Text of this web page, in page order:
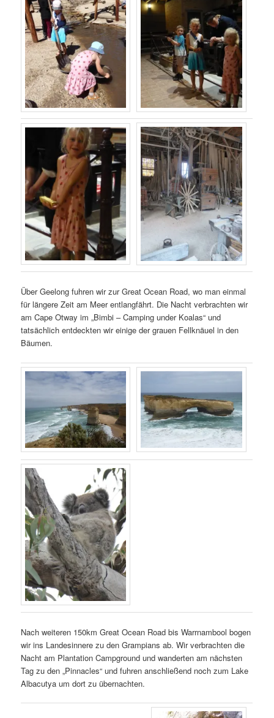
Über Geelong fuhren wir zur Great Ocean Road, wo man einmal
für längere Zeit am Meer entlangfährt. Die Nacht verbrachten wir
am Cape Otway im „Bimbi – Camping under Koalas“ und
tatsächlich entdeckten wir einige der grauen Fellknäuel in den
Bäumen.
Nach weiteren 150km Great Ocean Road bis Warrnambool bogen
wir ins Landesinnere zu den Grampians ab. Wir verbrachten die
Nacht am Plantation Campground und wanderten am nächsten
Tag zu den „Pinnacles“ und fuhren anschließend noch zum Lake
Albacutya um dort zu übernachten.